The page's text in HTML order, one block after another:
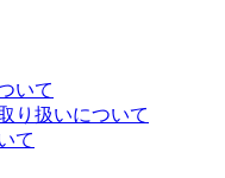
いて
り扱いについて
て